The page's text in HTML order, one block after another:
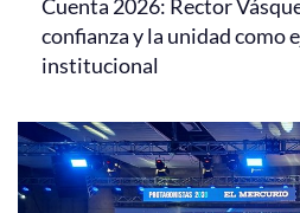
Cuenta 2026: Rector
confianza y la unidad como
institucional